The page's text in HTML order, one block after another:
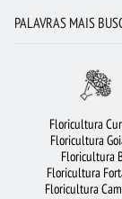
FLORICULTURA
CESTA DE CHOCOLATE
LÍRIO
PALAVRAS MAIS
Floricultura
Floricultura
Floricultura
Floricultura
Floricultura